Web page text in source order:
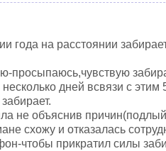
года на расстоянии
просыпаюсь,чувствую
дней всвязи с
не объяснив
схожу и отказалась
чтобы прикратил силы